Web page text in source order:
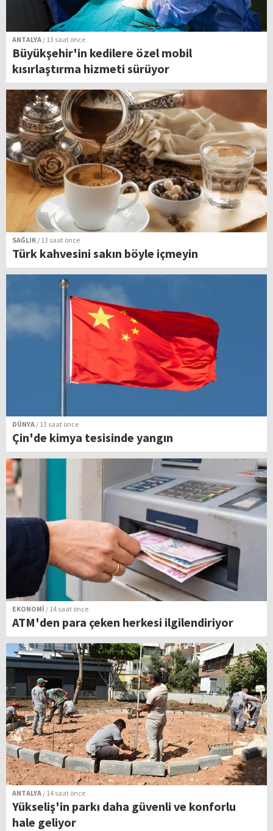
ANTALYA / 13 saat önce
Büyükşehir'in kedilere özel mobil
kısırlaştırma hizmeti sürüyor
SAĞLIK / 13 saat önce
Türk kahvesini sakın böyle içmeyin
DÜNYA / 13 saat önce
Çin'de kimya tesisinde yangın
EKONOMİ / 14 saat önce
ATM'den para çeken herkesi ilgilendiriyor
ANTALYA / 14 saat önce
Yükseliş'in parkı daha güvenli ve konforlu
hale geliyor